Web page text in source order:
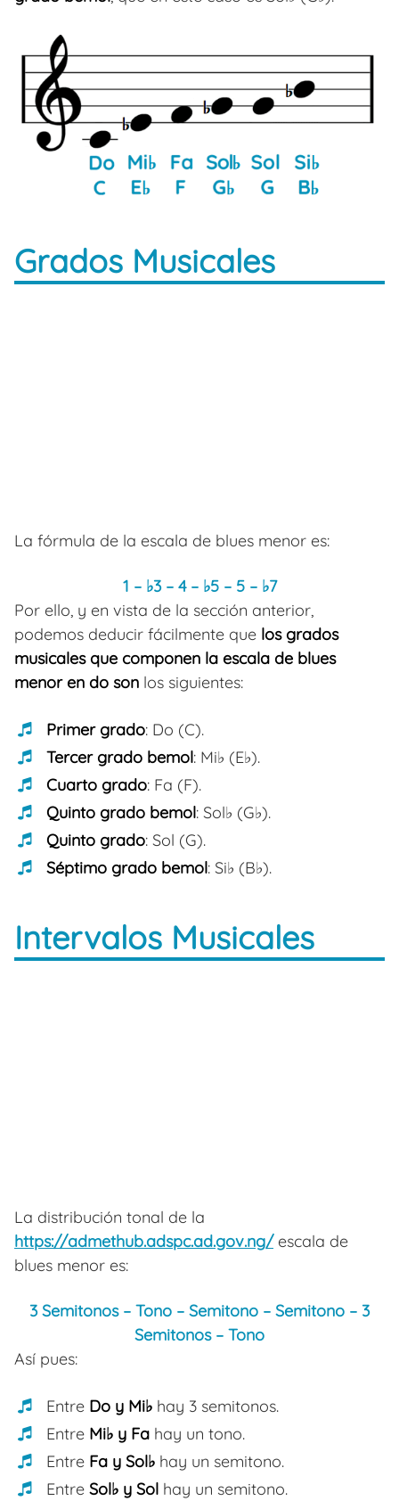
Grados Musicales
La fórmula de la escala de blues menor es:
1 – ♭3 – 4– ♭5 –5– ♭7
Por ello, y en vista de la sección anterior,
podemos deducir fácilmente que los grados
musicales que componen la escala de blues
menor en do son los siguientes:
Primer grado: Do (C).
Tercer grado bemol: Mi♭ (E♭).
Cuarto grado: Fa (F).
Quinto grado bemol: Sol♭ (G♭).
Quinto grado: Sol (G).
Séptimo grado bemol: Si♭ (B♭).
Intervalos Musicales
La distribución tonal de la
https://admethub.adspc.ad.gov.ng/escala de
blues menor es:
3 Semitonos – Tono – Semitono – Semitono – 3
Semitonos – Tono
Así pues:
Entre Do y Mi♭ hay 3 semitonos.
Entre Mi♭ y Fa hay un tono.
Entre Fa y Sol♭ hay un semitono.
Entre Sol♭ y Sol hay un semitono.